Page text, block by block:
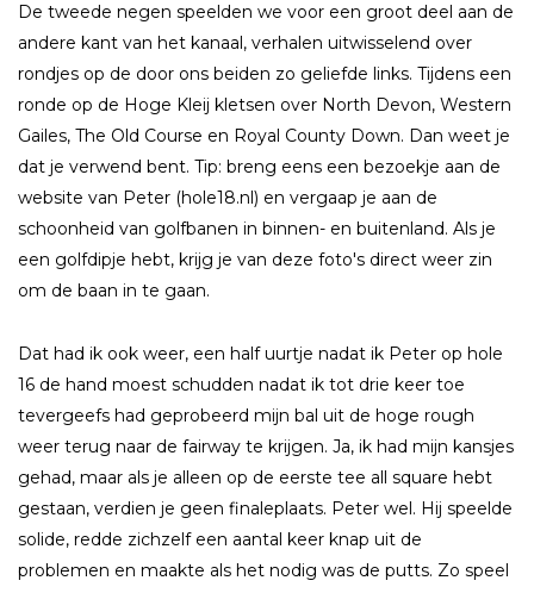
De tweede negen speelden we voor een groot deel aan de
andere kant van het kanaal, verhalen uitwisselend over
rondjes op de door ons beiden zo geliefde links. Tijdens een
ronde op de Hoge Kleij kletsen over North Devon, Western
Gailes, The Old Course en Royal County Down. Dan weet je
dat je verwend bent. Tip: breng eens een bezoekje aan de
website van Peter (hole18.nl) en vergaap je aan de
schoonheid van golfbanen in binnen- en buitenland. Als je
een golfdipje hebt, krijg je van deze foto's direct weer zin
om de baan in te gaan.
Dat had ik ook weer, een half uurtje nadat ik Peter op hole
16 de hand moest schudden nadat ik tot drie keer toe
tevergeefs had geprobeerd mijn bal uit de hoge rough
weer terug naar de fairway te krijgen. Ja, ik had mijn kansjes
gehad, maar als je alleen op de eerste tee all square hebt
gestaan, verdien je geen finaleplaats. Peter wel. Hij speelde
solide, redde zichzelf een aantal keer knap uit de
problemen en maakte als het nodig was de putts. Zo speel